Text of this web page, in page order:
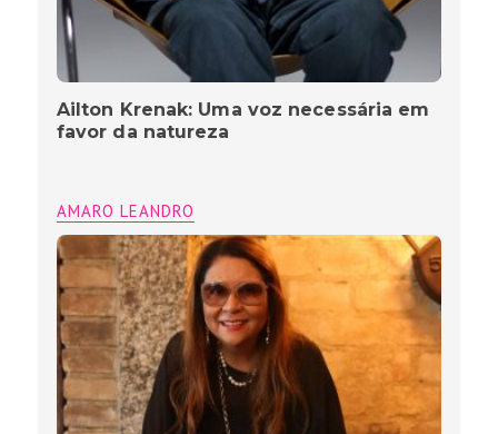
Ailton Krenak: Uma voz necessária em
favor da natureza
AMARO LEANDRO